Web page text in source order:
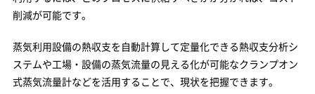
削減が可能です。
蒸気利用設備の熱収支を自動計算して定量化できる熱収支分析シ
ステムや工場・設備の蒸気流量の見える化が可能なクランプオン
式蒸気流量計などを活用することで、現状を把握できます。